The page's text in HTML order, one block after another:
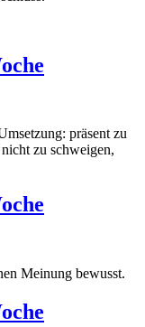
präsent zu
zu schweigen,
Meinung bewusst.